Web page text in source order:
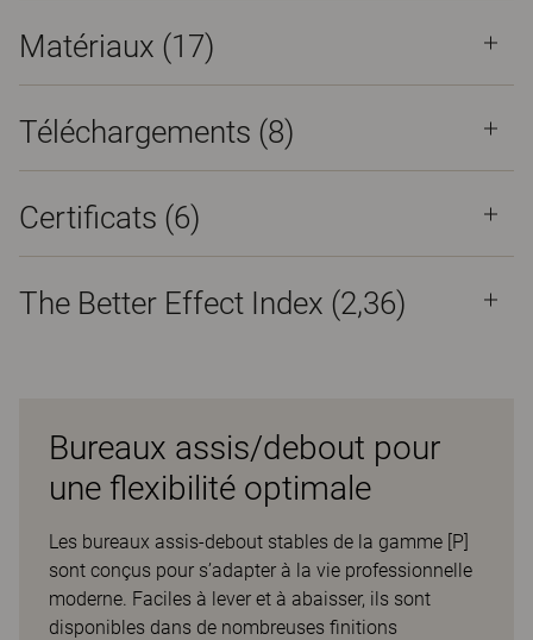
Matériaux (17)
Téléchargements (8)
Certificats (6)
The Better Effect Index (2,36)
Bureaux assis/debout pour
une flexibilité optimale
Les bureaux assis-debout stables de la gamme [P]
sont conçus pour s’adapter à la vie professionnelle
moderne. Faciles à lever et à abaisser, ils sont
disponibles dans de nombreuses finitions